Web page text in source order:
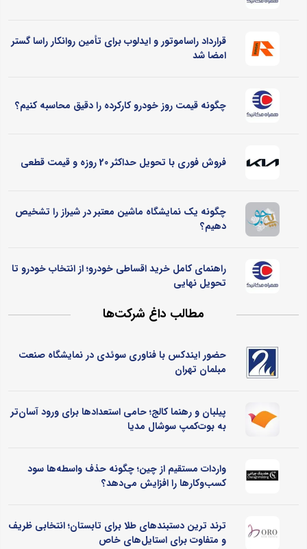
قرارداد راساموتور و ایدلوب برای تأمین روانکار راسا گستر
امضا شد
چگونه قیمت روز خودرو کارکرده را دقیق محاسبه کنیم؟
فروش فوری با تحویل حداکثر 20 روزه و قیمت قطعی
چگونه یک نمایشگاه ماشین معتبر در شیراز را تشخیص
دهیم؟
راهنمای کامل خرید اقساطی خودرو؛ از انتخاب خودرو تا
تحویل نهایی
مطالب داغ شرکت‌ها
حضور ایندکس با فناوری سوئدی در نمایشگاه صنعت
مبلمان تهران
پیلبان و رهنما کالج؛ حامی استعدادها برای ورود آسان‌تر
به بوت‌کمپ سوشال مدیا
واردات مستقیم از چین؛ چگونه حذف واسطه‌ها سود
کسب‌وکارها را افزایش می‌دهد؟
ترند ترین دستبندهای طلا برای تابستان؛ انتخابی ظریف
و متفاوت برای استایل‌های خاص